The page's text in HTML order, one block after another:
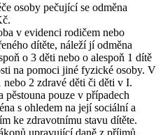
osoby pečující se odměna
v evidenci rodičem nebo
dítěte, náleží jí odměna
o 3 děti nebo o alespoň 1 dítě
na pomoci jiné fyzické osoby. V
2 zdravé děti či děti v I.
pouze v případech
s ohledem na její sociální a
ke zdravotnímu stavu dítěte.
upravující daně z příjmů,